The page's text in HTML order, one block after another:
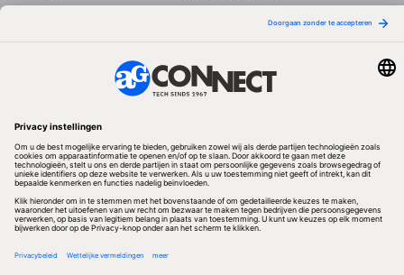
Adverteren
Nieuwsbrieven
Volg ons
Redactionele partner